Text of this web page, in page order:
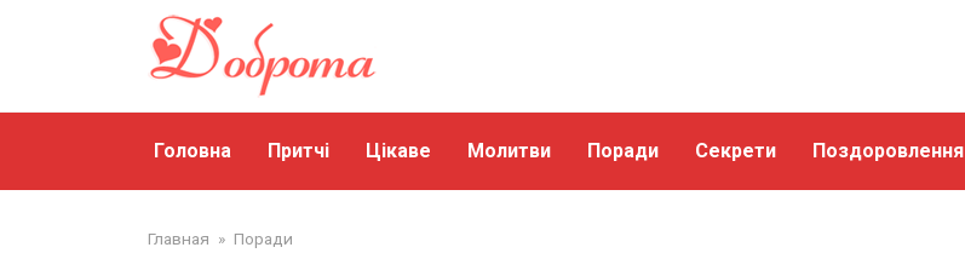
Головна Притчі Цікаве Молитви Поради Секрети Поздоровлення
Главная » Поради